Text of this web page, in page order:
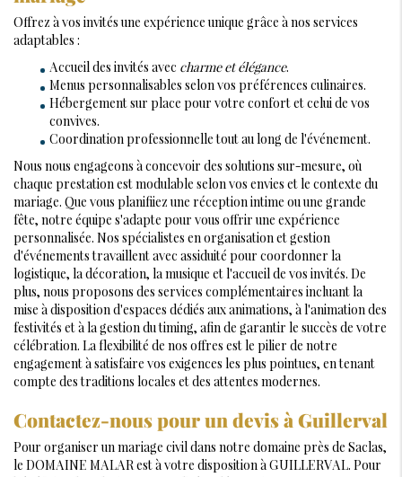
Offrez à vos invités une expérience unique grâce à nos services
adaptables :
Accueil des invités avec charme et élégance.
Menus personnalisables selon vos préférences culinaires.
Hébergement sur place pour votre confort et celui de vos
convives.
Coordination professionnelle tout au long de l'événement.
Nous nous engageons à concevoir des solutions sur-mesure, où
chaque prestation est modulable selon vos envies et le contexte du
mariage. Que vous planifiiez une réception intime ou une grande
fête, notre équipe s'adapte pour vous offrir une expérience
personnalisée. Nos spécialistes en organisation et gestion
d'événements travaillent avec assiduité pour coordonner la
logistique, la décoration, la musique et l'accueil de vos invités. De
plus, nous proposons des services complémentaires incluant la
mise à disposition d'espaces dédiés aux animations, à l'animation des
festivités et à la gestion du timing, afin de garantir le succès de votre
célébration. La flexibilité de nos offres est le pilier de notre
engagement à satisfaire vos exigences les plus pointues, en tenant
compte des traditions locales et des attentes modernes.
Contactez-nous pour un devis à Guillerval
Pour organiser un mariage civil dans notre domaine près de Saclas,
le DOMAINE MALAR est à votre disposition à GUILLERVAL. Pour